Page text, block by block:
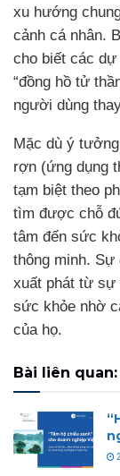
xu hướng
cảnh cá nhân.
cho biết các dự
“đồng hồ tử
người dùng
Mặc dù ý
rợn (ứng dụng
tạm biệt theo
tìm được chỗ
tâm đến sức
thông minh. Sự
xuất phát từ sự
sức khỏe nhờ
của họ.
Bài liên quan: